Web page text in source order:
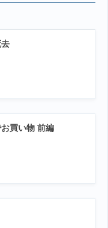
買い物 前編